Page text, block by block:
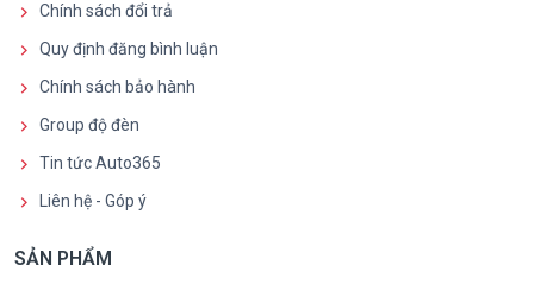
Chính sách đổi trả
Quy định đăng bình luận
Chính sách bảo hành
Group độ đèn
Tin tức Auto365
Liên hệ - Góp ý
SẢN PHẨM